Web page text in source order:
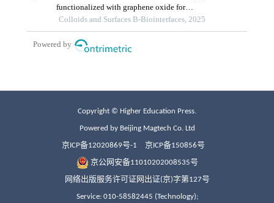
Copyright © Higher Education Press.
Powered by Beijing Magtech Co. Ltd
京ICP备12020869号-1 京ICP备150856号
京公网安备11010202008535号
网络出版服务许可证网出证(京)字第127号
Service: 010-58582445 (Technology);